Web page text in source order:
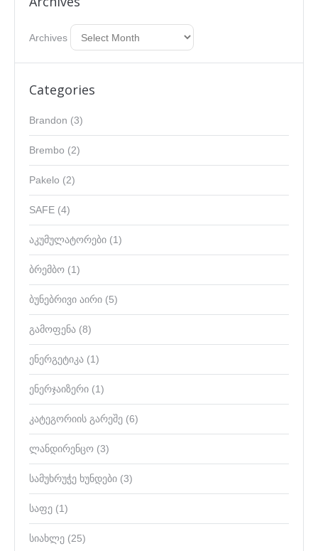
Archives
Categories
Brandon (3)
Brembo (2)
Pakelo (2)
SAFE (4)
აკუმულატორები (1)
ბრემბო (1)
ბუნებრივი აირი (5)
გამოფენა (8)
ენერგეტიკა (1)
ენერჯაიზერი (1)
კატეგორიის გარეშე (6)
ლანდირენცო (3)
სამუხრუჭე ხუნდები (3)
საფე (1)
სიახლე (25)